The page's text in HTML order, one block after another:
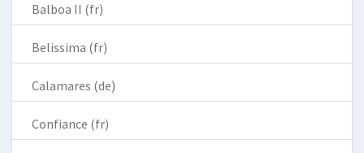
Balboa II (fr)
Belissima (fr)
Calamares (de)
Confiance (fr)